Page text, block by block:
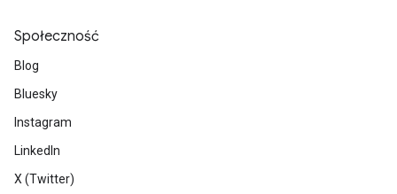
Społeczność
Blog
Bluesky
Instagram
LinkedIn
X (Twitter)